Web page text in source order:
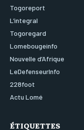
Togoreport
L’integral
Togoregard
Lomebougeinfo
Nouvelle d’Afrique
LeDefenseurInfo
228foot
Actu Lomé
ÉTIQUETTES